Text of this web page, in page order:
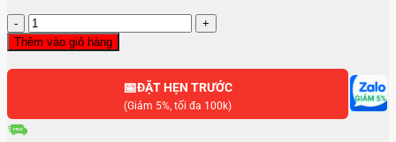
Thay
mặt
kính
sau
Reno7/7
Thêm vào giỏ hàng
📅ĐẶT HẸN TRƯỚC
(Giảm 5%, tối đa 100k)